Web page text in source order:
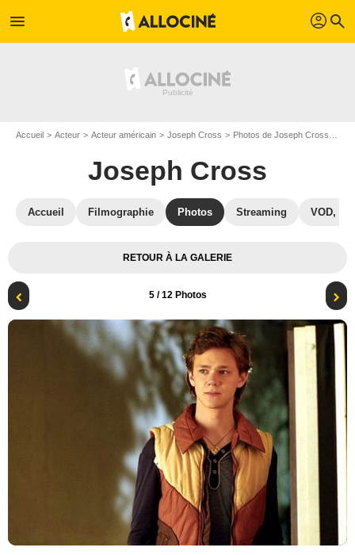
menu profil search
Accueil Acteur Acteur américain Joseph Cross Photos de Joseph Cross
Joseph Cross
Accueil Filmographie Photos Streaming VOD,
RETOUR À LA GALERIE
5/ 12 Photos